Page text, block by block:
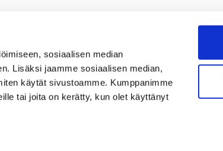
sosiaalisen median
Lisäksi jaamme sosiaalisen median,
käytät sivustoamme. Kumppanimme
tai joita on kerätty, kun olet käyttänyt